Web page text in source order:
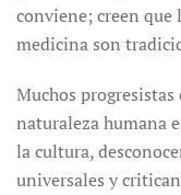
conviene; creen
medicina son
Muchos
naturaleza humana
la cultura,
universales y